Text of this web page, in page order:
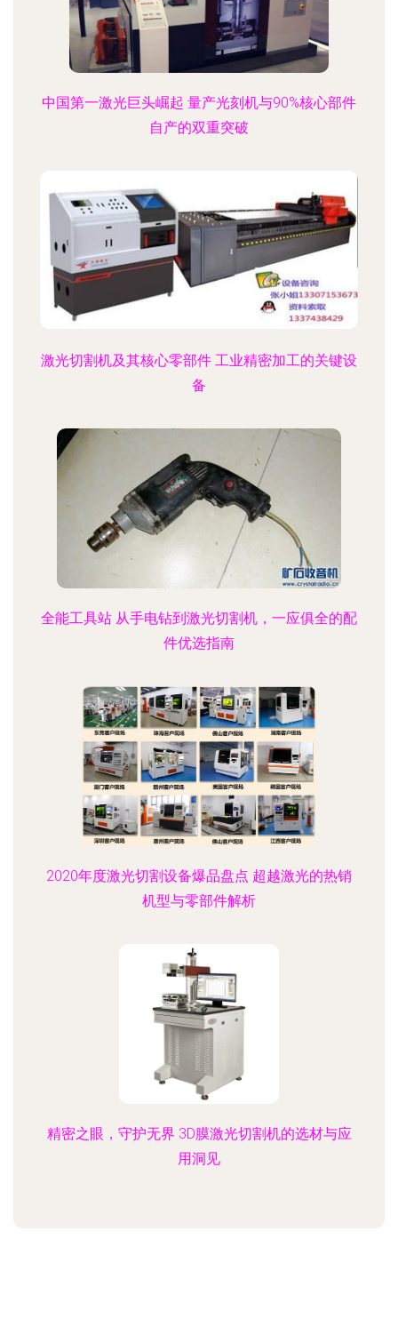
中国第一激光巨头崛起 量产光刻机与90%核心部件
自产的双重突破
激光切割机及其核心零部件 工业精密加工的关键设
备
全能工具站 从手电钻到激光切割机，一应俱全的配
件优选指南
2020年度激光切割设备爆品盘点 超越激光的热销
机型与零部件解析
精密之眼，守护无界 3D膜激光切割机的选材与应
用洞见